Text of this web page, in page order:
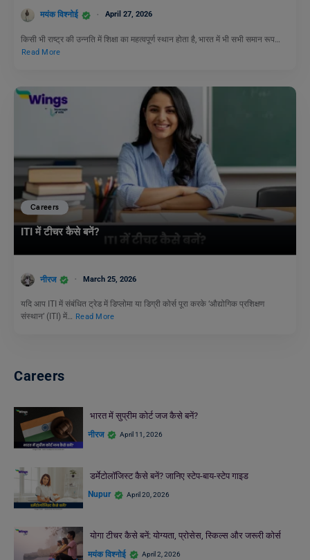
मयंक विश्नोई April 27, 2026
किसी भी राष्ट्र की उन्नति में शिक्षा का महत्वपूर्ण स्थान होता है, भारत में भी सभी समान रूप…
Read More
Careers
ITI में टीचर कैसे बनें?
नीरज March 25, 2026
यदि आप ITI में संबंधित ट्रेड में डिप्लोमा या डिग्री कोर्स पूरा करके ‘औद्योगिक प्रशिक्षण
संस्थान’ (ITI) में… Read More
Careers
भारत में सुप्रीम कोर्ट जज कैसे बनें?
नीरज April 11, 2026
डर्मेटोलॉजिस्ट कैसे बनें? जानिए स्टेप-बाय-स्टेप गाइड
Nupur April 20, 2026
योगा टीचर कैसे बनें: योग्यता, प्रोसेस, स्किल्स और जरूरी कोर्स
मयंक विश्नोई April 2, 2026